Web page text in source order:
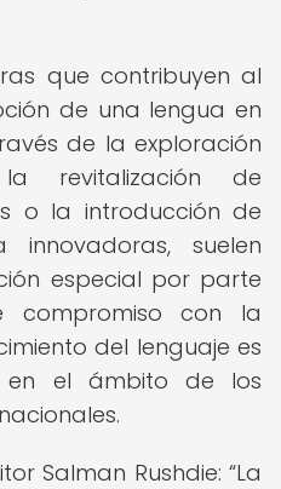
que contribuyen al
de una lengua en
de la exploración
revitalización de
o la introducción de
suelen
especial por parte
compromiso con la
del lenguaje es
en el ámbito de los
Salman Rushdie: La